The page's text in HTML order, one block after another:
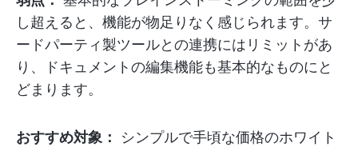
し超えると、機能が物足りなく感じられます。サ
ードパーティ製ツールとの連携にはリミットがあ
り、ドキュメントの編集機能も基本的なものにと
どまります。
おすすめ対象：
シンプルで手頃な価格のホワイト